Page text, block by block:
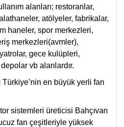
alanları; restoranlar,
atölyeler, fabrikalar,
haneler, spor merkezleri,
merkezleri(avmler),
gece kulüpleri,
vb alanlardır.
Türkiye’nin en büyük yerli fan
sistemleri üreticisi Bahçıvan
fan çeşitleriyle yüksek